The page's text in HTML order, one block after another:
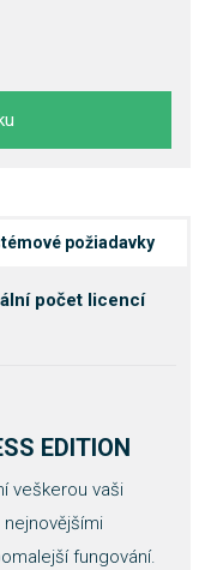
požiadavky
počet licencí
EDITION
veškerou vaši
fungování.